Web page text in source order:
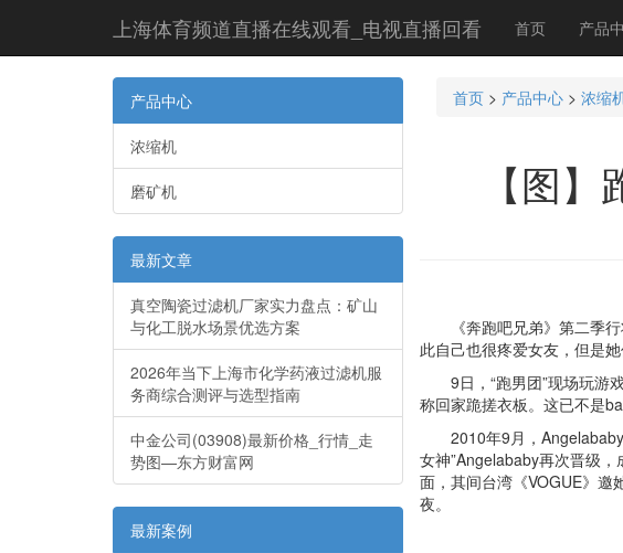
上海体育频道直播在线观看_电视直播回看 首页 产品
产品中心
浓缩机
磨矿机
最新文章
真空陶瓷过滤机厂家实力盘点：矿山
与化工脱水场景优选方案
2026年当下上海市化学药液过滤机服
务商综合测评与选型指南
中金公司(03908)最新价格_行情_走
势图—东方财富网
最新案例
首页> 产品中心> 浓缩
【图
《奔跑吧兄弟》第二季行
此自己也很疼爱女友，但是
9日，“跑男团”现场玩游戏
称回家跪搓衣板。这已不是
2010年9月，Angelababy
女神”Angelababy再次晋级
面，其间台湾《VOGUE》邀
夜。